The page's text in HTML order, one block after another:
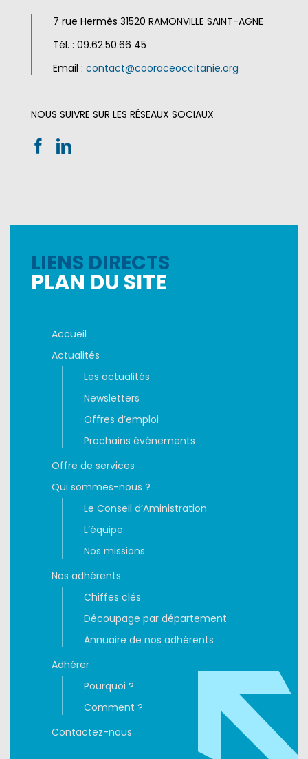
7 rue Hermès 31520 RAMONVILLE SAINT-AGNE
Tél. : 09.62.50.66 45
Email : contact@cooraceoccitanie.org
NOUS SUIVRE SUR LES RÉSEAUX SOCIAUX
LIENS DIRECTS
PLAN DU SITE
Accueil
Actualités
Les actualités
Newsletters
Offres d’emploi
Prochains événements
Offre de services
Qui sommes-nous ?
Le Conseil d’Aministration
L’équipe
Nos missions
Nos adhérents
Chiffes clés
Découpage par département
Annuaire de nos adhérents
Adhérer
Pourquoi ?
Comment ?
Contactez-nous